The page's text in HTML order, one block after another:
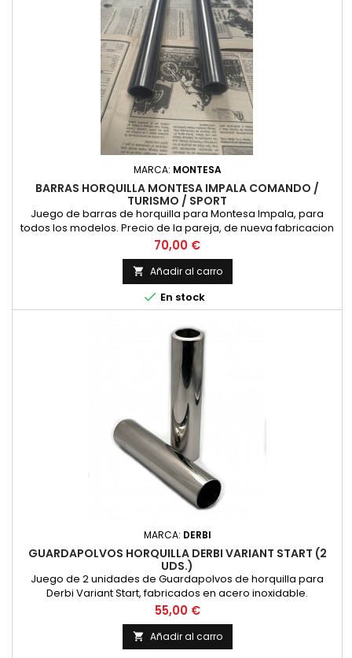
MARCA: MONTESA
BARRAS HORQUILLA MONTESA IMPALA COMANDO /
TURISMO / SPORT
Juego de barras de horquilla para Montesa Impala, para
todos los modelos. Precio de la pareja, de nueva fabricacion
y excelente calidad.
Precio
70,00 €
 Añadir al carro
 En stock
MARCA: DERBI
GUARDAPOLVOS HORQUILLA DERBI VARIANT START (2
UDS.)
Juego de 2 unidades de Guardapolvos de horquilla para
Derbi Variant Start, fabricados en acero inoxidable.
Dimensiones: Longitud: 190 mm. Diámetro Exterior: 43 mm.
Diámetro Interior: 40 mm. Diámetro Interior Superior: 32 mm.
(Precio por Juego de 2 Unidades)
Precio
55,00 €
 Añadir al carro